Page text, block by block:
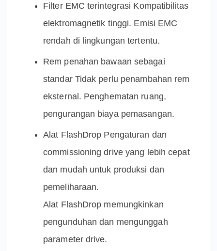
Filter EMC terintegrasi Kompatibilitas
elektromagnetik tinggi. Emisi EMC
rendah di lingkungan tertentu.
Rem penahan bawaan sebagai
standar Tidak perlu penambahan rem
eksternal. Penghematan ruang,
pengurangan biaya pemasangan.
Alat FlashDrop Pengaturan dan
commissioning drive yang lebih cepat
dan mudah untuk produksi dan
pemeliharaan.
Alat FlashDrop memungkinkan
pengunduhan dan mengunggah
parameter drive.